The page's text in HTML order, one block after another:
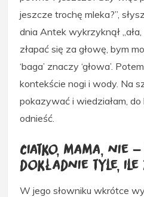
jeszcze trochę mleka?”,
dnia Antek wykrzyknął „ała,
złapać się za głowę, bym
‘baga’ znaczy ‘głowa’.
kontekście nogi i wody. Na
pokazywać i wiedziałam, do
odnieść.
Ciatko, mama, nie
dokładnie tyle, ile
W jego słowniku wkrótce